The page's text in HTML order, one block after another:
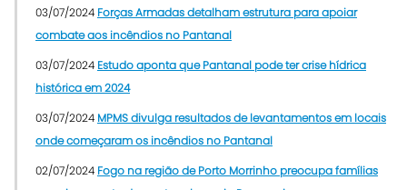
03/07/2024 Forças Armadas detalham estrutura para apoiar
combate aos incêndios no Pantanal
03/07/2024 Estudo aponta que Pantanal pode ter crise hídrica
histórica em 2024
03/07/2024 MPMS divulga resultados de levantamentos em locais
onde começaram os incêndios no Pantanal
02/07/2024 Fogo na região de Porto Morrinho preocupa famílias